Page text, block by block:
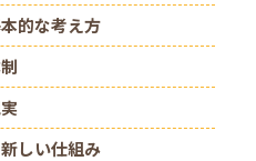
的な考え方
しい仕組み